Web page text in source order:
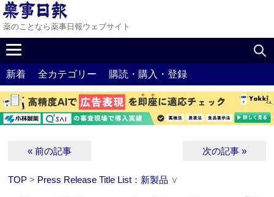
薬のことなら薬事日報ウェブサイト
新着 全カテゴリー 購読・購入・登録
« 前の記事 次の記事 »
TOP > Press Release Title List：新製品 ∨